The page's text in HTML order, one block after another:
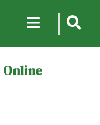
Online